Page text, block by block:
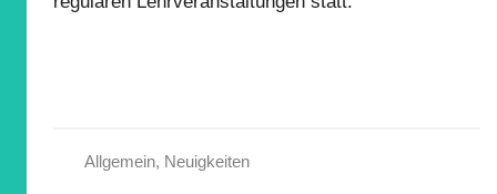
Allgemein, Neuigkeiten